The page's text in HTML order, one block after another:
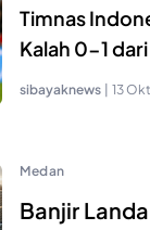
Timnas
Kalah 0-1
sibayaknews 13
Medan
Banjir